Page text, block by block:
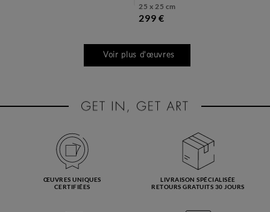
25 x 25 cm
299 €
Voir plus d'œuvres
ŒUVRES UNIQUES
CERTIFIÉES
LIVRAISON SPÉCIALISÉE
RETOURS GRATUITS 30 JOURS